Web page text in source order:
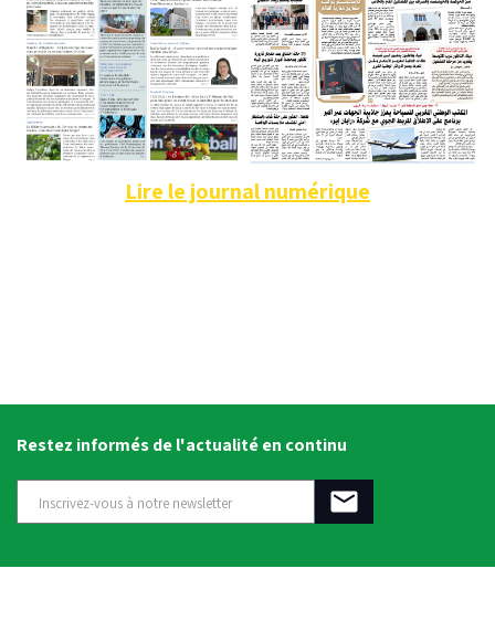
Lire le journal numérique
Restez informés de l'actualité en continu